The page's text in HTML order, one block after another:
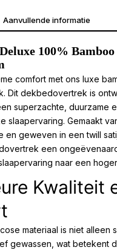
Aanvullende informatie
100% Bamboo
comfort met ons luxe
Dit dekbedovertrek is
superzachte, duurzame
slaapervaring. Gemaakt
en geweven in een twill
een
naar een
Kwaliteit
materiaal is niet alleen
gewassen, wat betekent